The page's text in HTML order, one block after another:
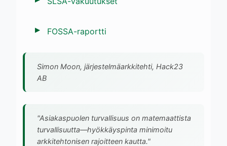
FOSSA-raportti
Simon Moon, järjestelmäarkkitehti, Hack23
AB
"Asiakaspuolen turvallisuus on matemaattista
turvallisuutta—hyökkäyspinta minimoitu
arkkitehtonisen rajoitteen kautta."